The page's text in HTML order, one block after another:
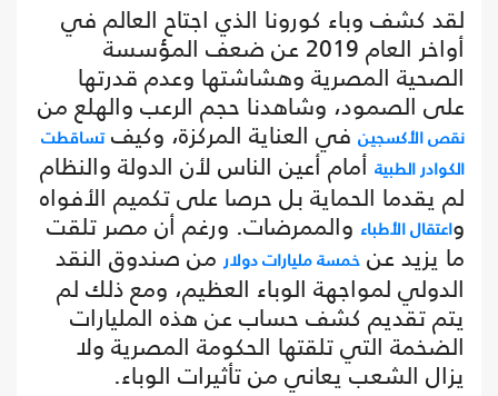
لقد كشف وباء كورونا الذي اجتاح العالم في
أواخر العام 2019 عن ضعف المؤسسة
الصحية المصرية وهشاشتها وعدم قدرتها
على الصمود، وشاهدنا حجم الرعب والهلع من
نقص الأكسجين في العناية المركزة، وكيفتساقطت
الكوادر الطبية أمام أعين الناس لأن الدولة والنظام
لم يقدما الحماية بل حرصا على تكميم الأفواه
واعتقال الأطباء والممرضات. ورغم أن مصر تلقت
ما يزيد عن خمسة مليارات دولارمن صندوق النقد
الدولي لمواجهة الوباء العظيم، ومع ذلك لم
يتم تقديم كشف حساب عن هذه المليارات
الضخمة التي تلقتها الحكومة المصرية ولا
يزال الشعب يعاني من تأثيرات الوباء.